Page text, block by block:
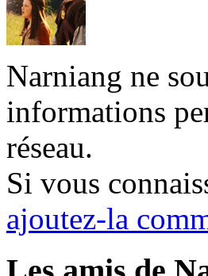
Narniang ne
informations
réseau.
Si vous
ajoutez-la